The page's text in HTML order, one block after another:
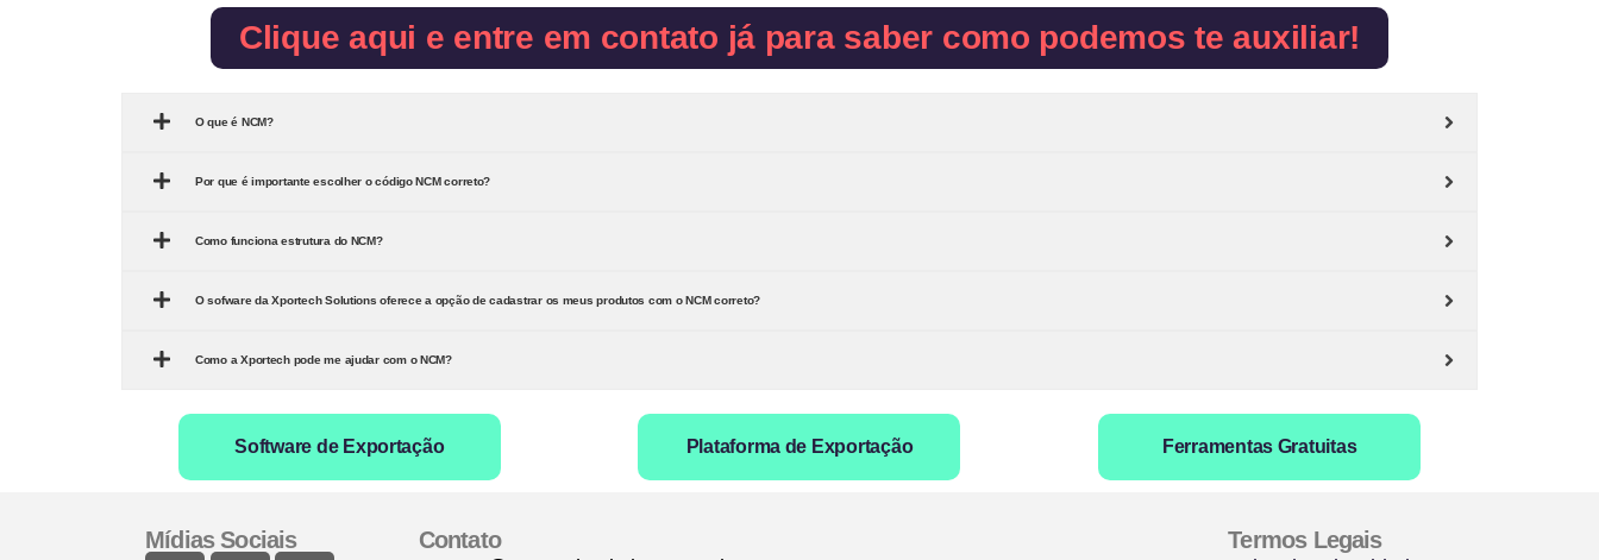
Clique aqui e entre em contato já para saber como podemos te auxiliar!
O que é NCM?
Por que é importante escolher o código NCM correto?
Como funciona estrutura do NCM?
O sofware da Xportech Solutions oferece a opção de cadastrar os meus produtos com o NCM correto?
Como a Xportech pode me ajudar com o NCM?
Software de Exportação Plataforma de Exportação Ferramentas Gratuitas
Mídias Sociais Contato Termos Legais